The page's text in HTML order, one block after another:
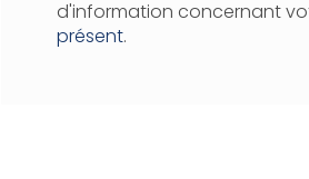
d'information concernant
présent.